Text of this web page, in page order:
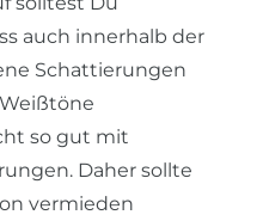
auch innerhalb der
Schattierungen
so gut mit
Daher sollte
vermieden